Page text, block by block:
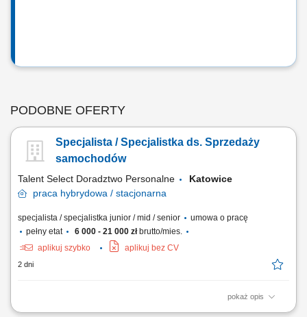
PODOBNE OFERTY
Specjalista / Specjalistka ds. Sprzedaży
samochodów
Talent Select Doradztwo Personalne
Katowice
praca hybrydowa / stacjonarna
specjalista / specjalistka junior / mid / senior
umowa o pracę
pełny etat
6 000 - 21 000 złbrutto/mies.
aplikuj szybko
aplikuj bez CV
2 dni
pokaż opis
Opis stanowiska: Prowadzenie sprzedaży nowych samochodów